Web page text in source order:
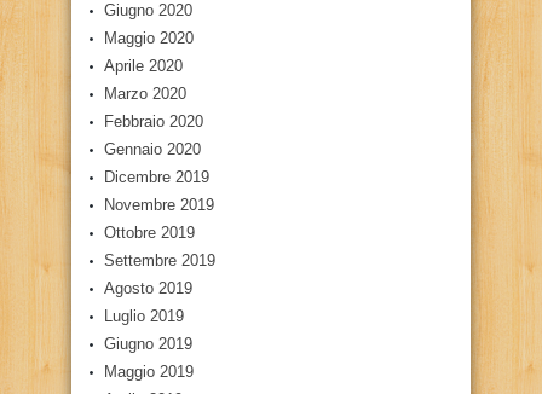
Giugno 2020
Maggio 2020
Aprile 2020
Marzo 2020
Febbraio 2020
Gennaio 2020
Dicembre 2019
Novembre 2019
Ottobre 2019
Settembre 2019
Agosto 2019
Luglio 2019
Giugno 2019
Maggio 2019